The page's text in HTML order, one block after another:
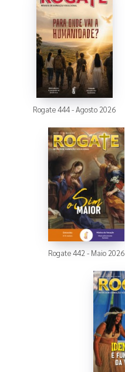
Rogate 444 - Agosto 2026
Rogate 442 - Maio 2026